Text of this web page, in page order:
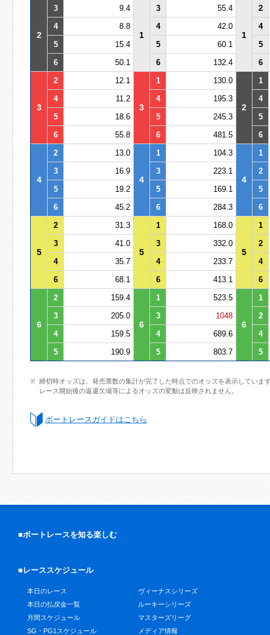
2
3 9.4
1
3 55.4
1
2
4
8.8 4 42.0
4
5
15.4 5 60.1
5
6
50.1 6 132.4 6
3
2 12.1
3
1 130.0
2
1
4
11.2 4 195.3
4
5
18.6 5 245.3
5
6
55.8 6 481.5 6
4
2 13.0
4
1 104.3
4
1
3
16.9 3 223.1
2
5
19.2 5 169.1
5
6
45.2 6 284.3 6
5
2 31.3
5
1 168.0
5
1
3
41.0 3 332.0
2
4
35.7 4 233.7
4
6
68.1 6 413.1 6
6
2 159.4
6
1 523.5
6
1
3
205.0 3 1048
2
4
159.5 4 689.6
4
5
190.9 5 803.7 5
締切時オッズは、発売票数の集計が完了した時点でのオッズを表示していま
レース開始後の返還欠場等によるオッズの変動は反映されません。
ボートレースガイドはこちら
■ボートレースを知る楽しむ
■レーススケジュール
本日のレース
本日の払戻金一覧
月間スケジュール
SG・PG1スケジュール
ヴィーナスシリーズ
ルーキーシリーズ
マスターズリーグ
メディア情報